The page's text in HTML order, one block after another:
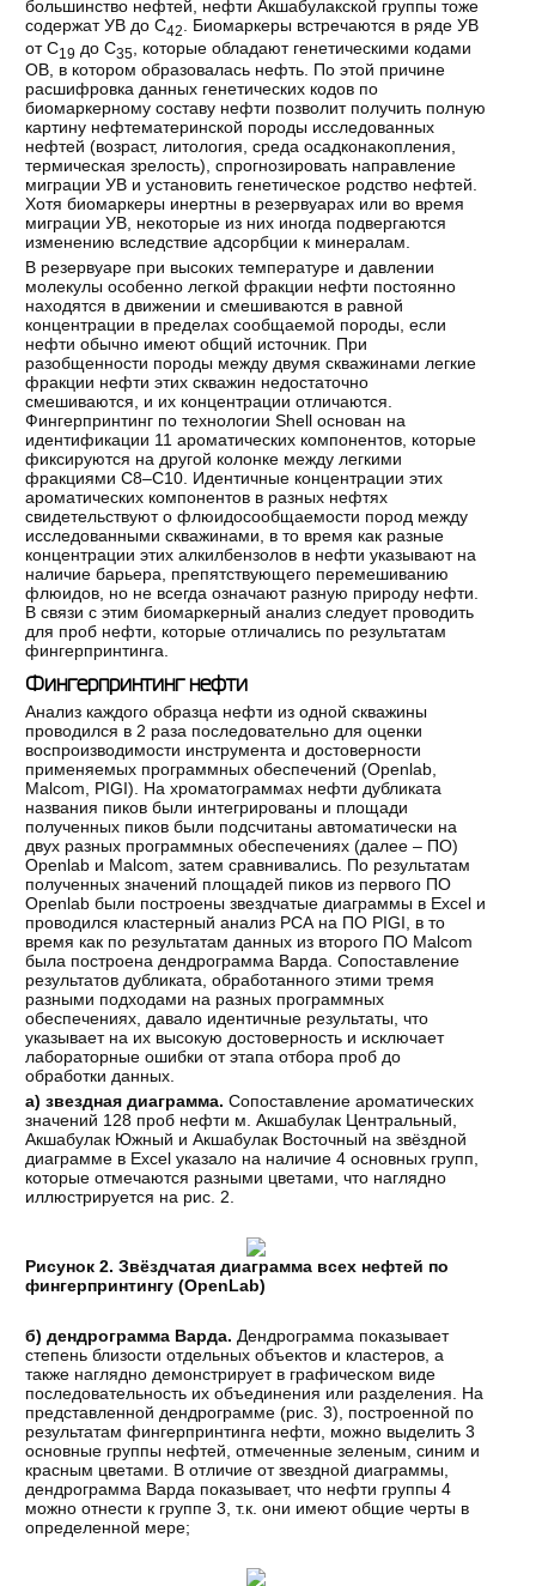
большинство нефтей, нефти Акшабулакской группы тоже
содержат УВ до С42
. Биомаркеры встречаются в ряде УВ
от С19 до С35
, которые обладают генетическими кодами
ОВ, в котором образовалась нефть. По этой причине
расшифровка данных генетических кодов по
биомаркерному составу нефти позволит получить полную
картину нефтематеринской породы исследованных
нефтей (возраст, литология, среда осадконакопления,
термическая зрелость), спрогнозировать направление
миграции УВ и установить генетическое родство нефтей.
Хотя биомаркеры инертны в резервуарах или во время
миграции УВ, некоторые из них иногда подвергаются
изменению вследствие адсорбции к минералам.
В резервуаре при высоких температуре и давлении
молекулы особенно легкой фракции нефти постоянно
находятся в движении и смешиваются в равной
концентрации в пределах сообщаемой породы, если
нефти обычно имеют общий источник. При
разобщенности породы между двумя скважинами легкие
фракции нефти этих скважин недостаточно
смешиваются, и их концентрации отличаются.
Фингерпринтинг по технологии Shell основан на
идентификации 11 ароматических компонентов, которые
фиксируются на другой колонке между легкими
фракциями С8–С10. Идентичные концентрации этих
ароматических компонентов в разных нефтях
свидетельствуют о флюидосообщаемости пород между
исследованными скважинами, в то время как разные
концентрации этих алкилбензолов в нефти указывают на
наличие барьера, препятствующего перемешиванию
флюидов, но не всегда означают разную природу нефти.
В связи с этим биомаркерный анализ следует проводить
для проб нефти, которые отличались по результатам
фингерпринтинга.
Фингерпринтинг нефти
Анализ каждого образца нефти из одной скважины
проводился в 2 раза последовательно для оценки
воспроизводимости инструмента и достоверности
применяемых программных обеспечений (Openlab,
Malcom, PIGI). На хроматограммах нефти дубликата
названия пиков были интегрированы и площади
полученных пиков были подсчитаны автоматически на
двух разных программных обеспечениях (далее – ПО)
Openlab и Malcom, затем сравнивались. По результатам
полученных значений площадей пиков из первого ПО
Openlab были построены звездчатые диаграммы в Excel и
проводился кластерный анализ РСА на ПО PIGI, в то
время как по результатам данных из второго ПО Malcom
была построена дендрограмма Варда. Сопоставление
результатов дубликата, обработанного этими тремя
разными подходами на разных программных
обеспечениях, давало идентичные результаты, что
указывает на их высокую достоверность и исключает
лабораторные ошибки от этапа отбора проб до
обработки данных.
а) звездная диаграмма. Сопоставление ароматических
значений 128 проб нефти м. Акшабулак Центральный,
Акшабулак Южный и Акшабулак Восточный на звёздной
диаграмме в Excel указало на наличие 4 основных групп,
которые отмечаются разными цветами, что наглядно
иллюстрируется на рис. 2.
Рисунок 2. Звёздчатая диаграмма всех нефтей по
фингерпринтингу (OpenLab)
б) дендрограмма Варда. Дендрограмма показывает
степень близости отдельных объектов и кластеров, а
также наглядно демонстрирует в графическом виде
последовательность их объединения или разделения. На
представленной дендрограмме (рис. 3), построенной по
результатам фингерпринтинга нефти, можно выделить 3
основные группы нефтей, отмеченные зеленым, синим и
красным цветами. В отличие от звездной диаграммы,
дендрограмма Варда показывает, что нефти группы 4
можно отнести к группе 3, т.к. они имеют общие черты в
определенной мере;